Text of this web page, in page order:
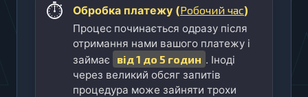
⏱️ Обробка платежу (Робочий час)
Процес починається одразу після
отримання нами вашого платежу і
займає
від 1 до 5 годин . Іноді
через великий обсяг запитів
процедура може зайняти трохи